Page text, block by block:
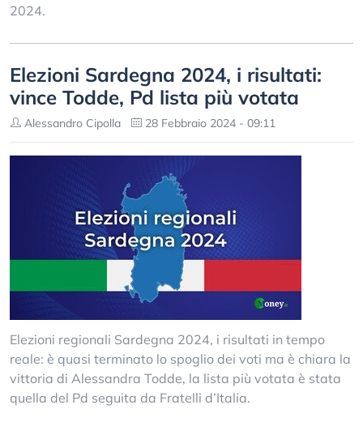
2024.
Elezioni Sardegna 2024, i risultati:
vince Todde, Pd lista più votata
Alessandro Cipolla 28 Febbraio 2024 - 09:11
Elezioni regionali Sardegna 2024, i risultati in tempo
reale: è quasi terminato lo spoglio dei voti ma è chiara la
vittoria di Alessandra Todde, la lista più votata è stata
quella del Pd seguita da Fratelli d’Italia.